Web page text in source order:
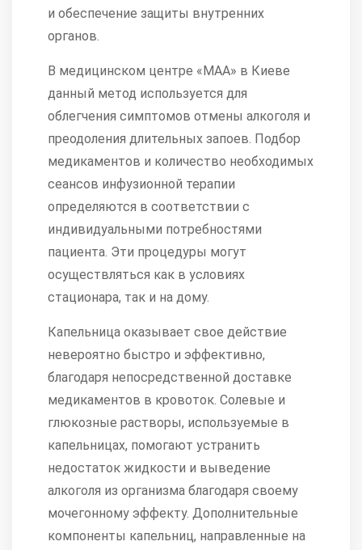
и обеспечение защиты внутренних
органов.
В медицинском центре «МАА» в Киеве
данный метод используется для
облегчения симптомов отмены алкоголя и
преодоления длительных запоев. Подбор
медикаментов и количество необходимых
сеансов инфузионной терапии
определяются в соответствии с
индивидуальными потребностями
пациента. Эти процедуры могут
осуществляться как в условиях
стационара, так и на дому.
Капельница оказывает свое действие
невероятно быстро и эффективно,
благодаря непосредственной доставке
медикаментов в кровоток. Солевые и
глюкозные растворы, используемые в
капельницах, помогают устранить
недостаток жидкости и выведение
алкоголя из организма благодаря своему
мочегонному эффекту. Дополнительные
компоненты капельниц, направленные на